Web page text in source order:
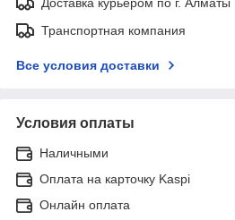
Транспортная компания
Все условия доставки
Условия оплаты
Наличными
Оплата на карточку Kaspi
Онлайн оплата